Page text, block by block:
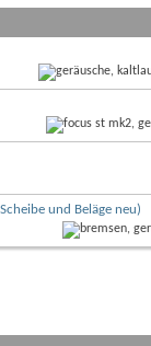
und Beläge neu)